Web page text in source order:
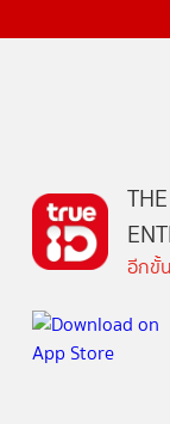
อีกขั้